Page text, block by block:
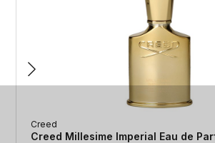
Creed
Creed Millesime Imperial Eau de